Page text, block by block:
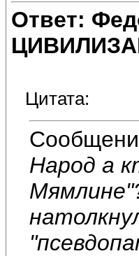
Ответ:
Цитата:
Народ а